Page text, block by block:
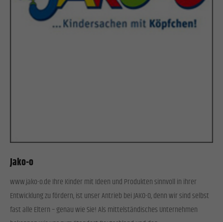
Jako-o
www.jako-o.de Ihre Kinder mit Ideen und Produkten sinnvoll in ihrer
Entwicklung zu fördern, ist unser Antrieb bei JAKO-O, denn wir sind selbst
fast alle Eltern – genau wie Sie! Als mittelständisches Unternehmen